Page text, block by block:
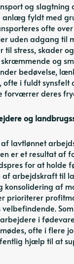
og slagtning
anlæg fyldt med
ofte
uden adgang til
til stress, skader
og
bedøvelse,
ofte i fuldt synsfelt
forværrer deres
og
​​lavtlønnet
er et resultat af
for at holde
af arbejdskraft til
konsolidering af
prioriterer
i
ofte i flere
hjælp til at